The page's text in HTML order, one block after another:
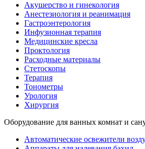
Акушерство и гинекология
Анестезиология и реанимация
Гастроэнтерология
Инфузионная терапия
Медицинские кресла
Проктология
Расходные материалы
Стетоскопы
Терапия
Тонометры
Урология
Хирургия
Оборудование для ванных комнат и
Автоматические освежители